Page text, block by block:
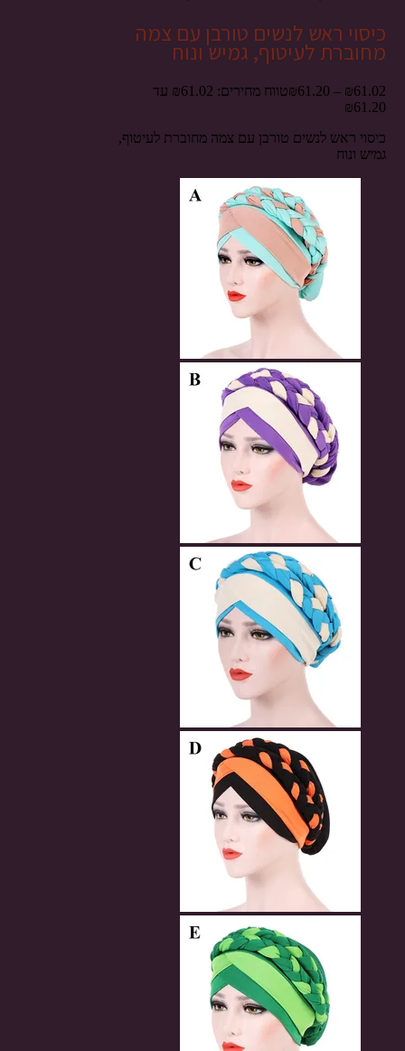
כיסוי ראש לנשים טורבן עם צמה
מחוברת לעיטוף, גמיש ונוח
₪61.02
–
₪61.20
טווח מחירים: ⁦₪61.02⁩ עד
כיסוי ראש לנשים טורבן עם צמה מחוברת לעיטוף,
גמיש ונוח